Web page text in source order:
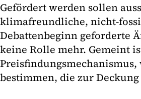
Gefördert werden sollen
klimafreundliche, nicht-
Debattenbeginn geforderte
keine Rolle mehr. Gemeint
bestimmen, die zur